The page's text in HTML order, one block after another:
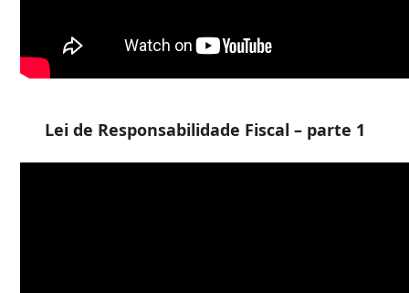
Lei de Responsabilidade Fiscal – parte 1